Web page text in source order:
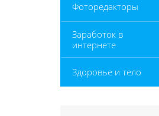
Фоторедакторы
Заработок в
интернете
Здоровье и тело